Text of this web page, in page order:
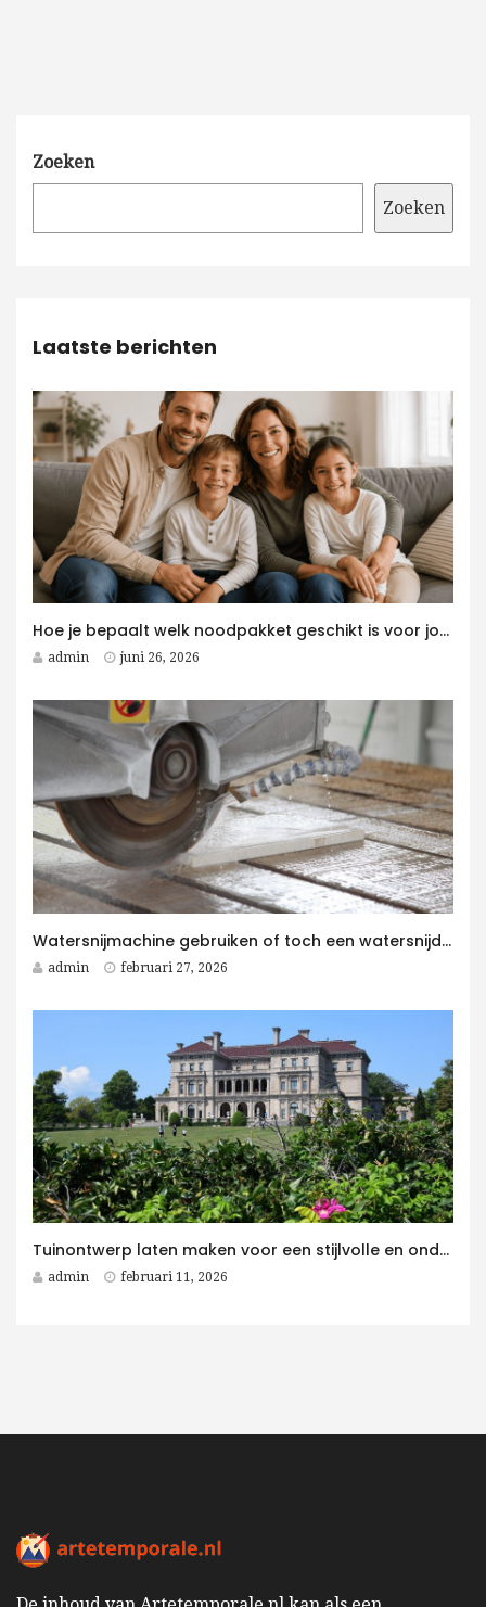
Zoeken
Zoeken
Laatste berichten
Hoe je bepaalt welk noodpakket geschikt is voor jouw gezin
admin juni 26, 2026
Watersnijmachine gebruiken of toch een watersnijder kopen voor jouw bedrijf?
admin februari 27, 2026
Tuinontwerp laten maken voor een stijlvolle en onderhoudsvriendelijke villatuin
admin februari 11, 2026